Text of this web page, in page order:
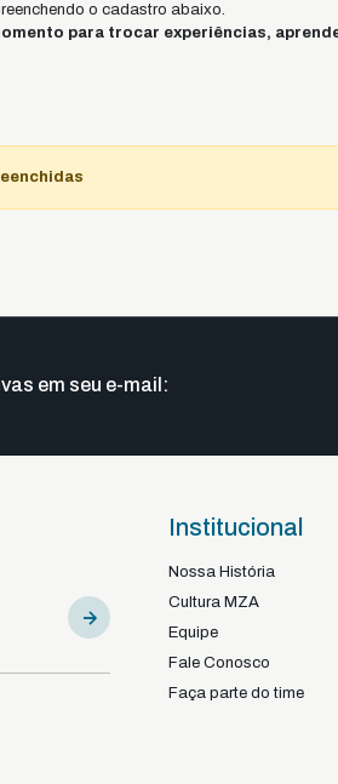
o cadastro abaixo.
para trocar experiências,
em seu e-mail:
Sousa
(83) 98122-92925
Institucional
Nossa História
Cultura MZA
Equipe
Fale Conosco
Faça parte do time